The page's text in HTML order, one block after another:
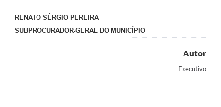
RENATO SÉRGIO PEREIRA
SUBPROCURADOR-GERAL DO MUNICÍPIO
Autor
Executivo